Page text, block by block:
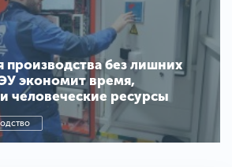
производства без лишних
экономит время,
человеческие ресурсы